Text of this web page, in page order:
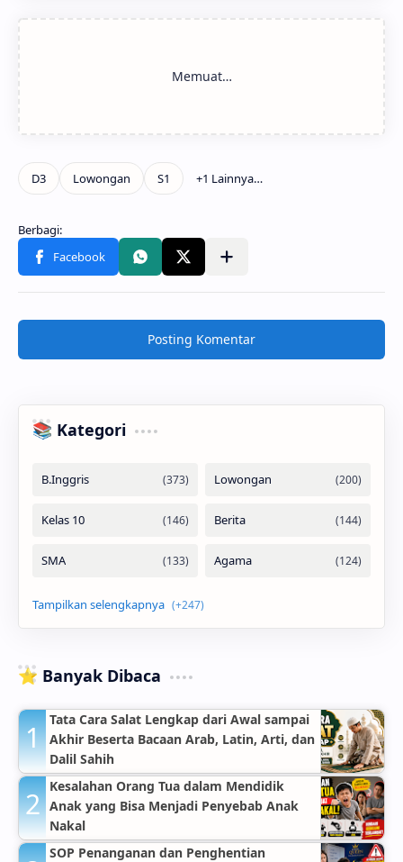
Posting Komentar
📚 Kategori
⭐ Banyak Dibaca
Tata Cara Salat Lengkap dari Awal sampai
Akhir Beserta Bacaan Arab, Latin, Arti, dan
Dalil Sahih
Kesalahan Orang Tua dalam Mendidik
Anak yang Bisa Menjadi Penyebab Anak
Nakal
SOP Penanganan dan Penghentian